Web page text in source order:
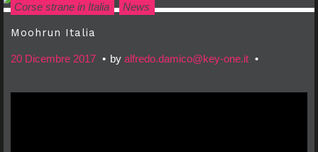
Corse strane in Italia News
Moohrun Italia
20 Dicembre 2017 by alfredo.damico@key-one.it